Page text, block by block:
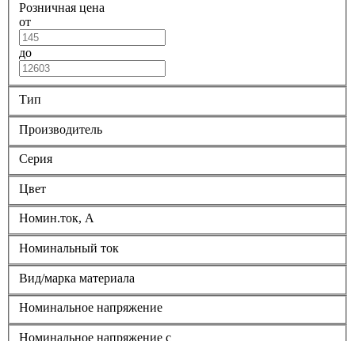
Розничная цена
от
до
Тип
Производитель
Серия
Цвет
Номин.ток, А
Номинальный ток
Вид/марка материала
Номинальное напряжение
Номинальное напряжение с